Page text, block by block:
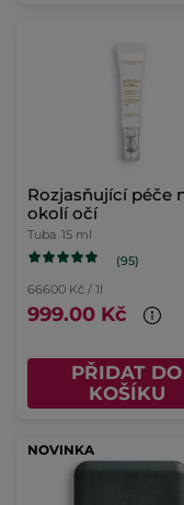
Rozjasňující péče
okolí očí
Tuba 15 ml
(95)
66600 Kč / 1l
999.00 Kč
PŘIDAT DO
KOŠÍKU
NOVINKA